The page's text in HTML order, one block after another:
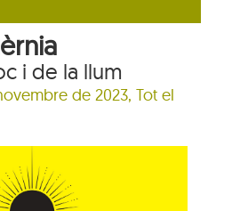
i de la llum
de 2023, Tot el